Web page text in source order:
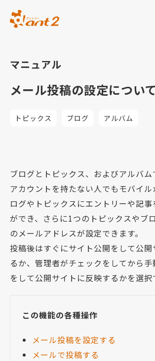
マニュアル
メール投稿の設定について
トピックス ブログ アルバム
ブログとトピックス、およびアルバ
アカウントを持たない人でもモバイ
ログやトピックスにエントリーや記事
ができ、さらに1つのトピックスやブ
のメールアドレスが設定できます。
投稿後はすぐにサイト公開をして公
るか、管理者がチェックをしてから
をして公開サイトに反映するかを選択
この機能の各種操作
メール投稿を設定する
メールで投稿する